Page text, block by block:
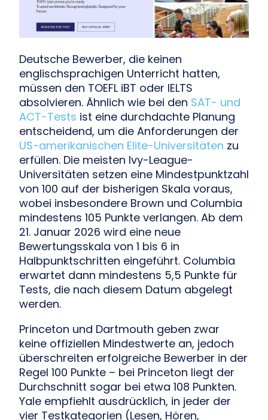
Deutsche Bewerber, die keinen
englischsprachigen Unterricht hatten,
müssen den TOEFL iBT oder IELTS
absolvieren. Ähnlich wie bei den SAT- und
ACT-Tests ist eine durchdachte Planung
entscheidend, um die Anforderungen der
US-amerikanischen Elite-Universitäten zu
erfüllen. Die meisten Ivy-League-
Universitäten setzen eine Mindestpunktzahl
von 100 auf der bisherigen Skala voraus,
wobei insbesondere Brown und Columbia
mindestens 105 Punkte verlangen. Ab dem
21. Januar 2026 wird eine neue
Bewertungsskala von 1 bis 6 in
Halbpunktschritten eingeführt. Columbia
erwartet dann mindestens 5,5 Punkte für
Tests, die nach diesem Datum abgelegt
werden.
Princeton und Dartmouth geben zwar
keine offiziellen Mindestwerte an, jedoch
überschreiten erfolgreiche Bewerber in der
Regel 100 Punkte – bei Princeton liegt der
Durchschnitt sogar bei etwa 108 Punkten.
Yale empfiehlt ausdrücklich, in jeder der
vier Testkategorien (Lesen, Hören,